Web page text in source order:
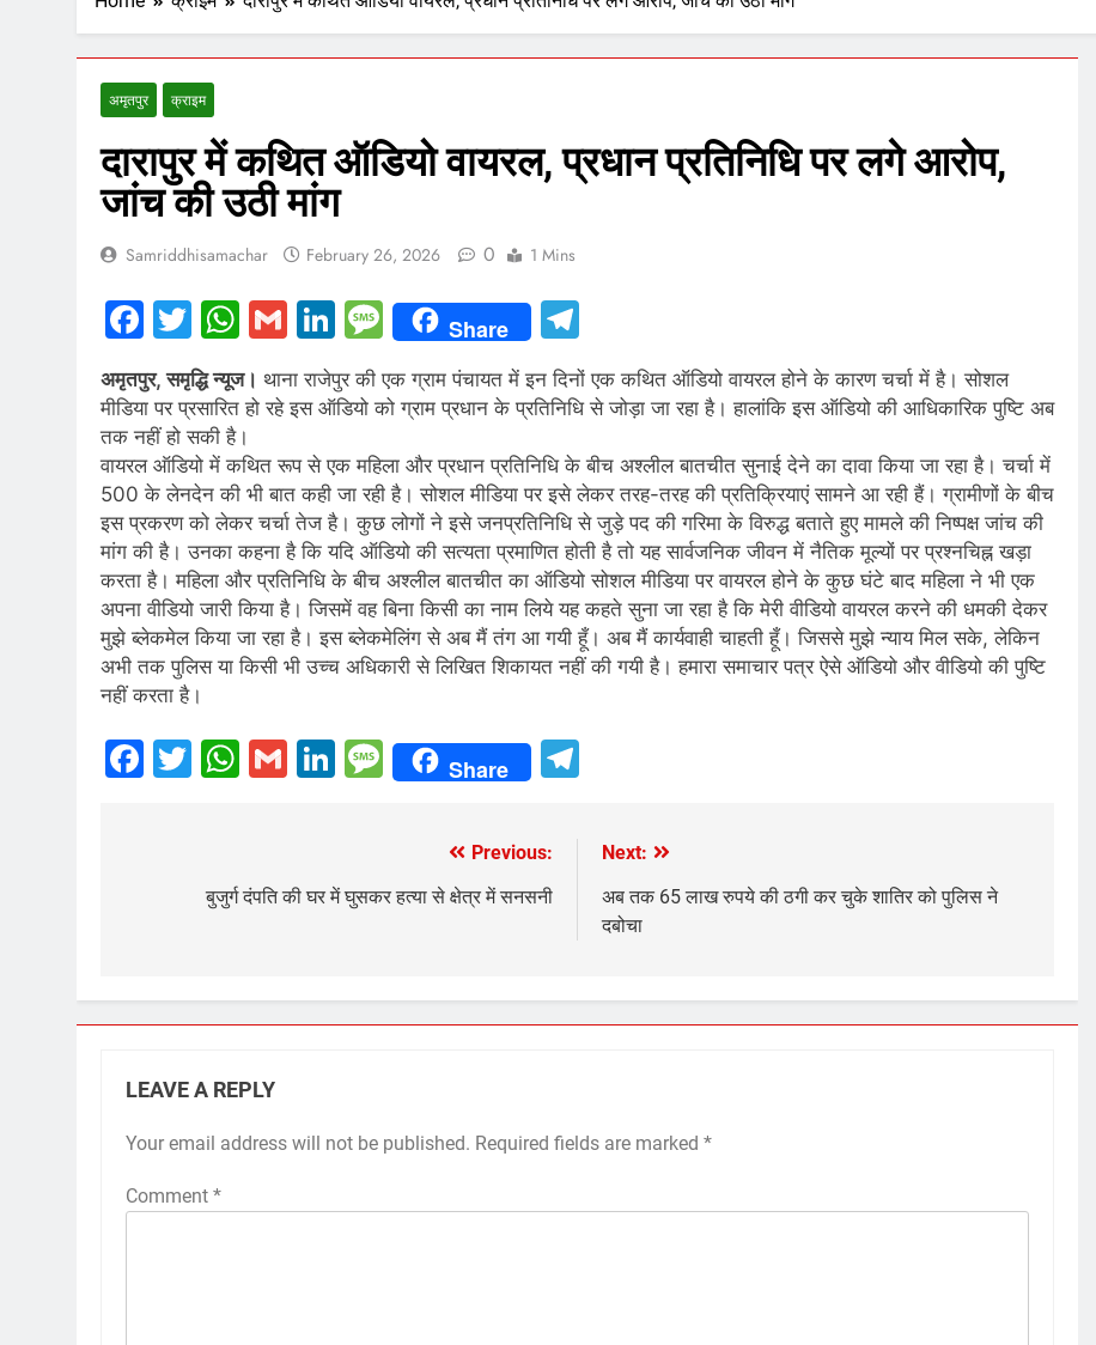
अमृतपुर क्राइम
दारापुर में कथित ऑडियो वायरल, प्रधान प्रतिनिधि पर लगे आरोप,
जांच की उठी मांग
Samriddhisamachar February 26, 2026 0 1 Mins
Facebook
Twitter
WhatsApp
GmailLinkedIn
Message
Share
अमृतपुर, समृद्धि न्यूज। थाना राजेपुर की एक ग्राम पंचायत में इन दिनों एक कथित ऑडियो वायरल होने के कारण चर्चा में है। सोशल
मीडिया पर प्रसारित हो रहे इस ऑडियो को ग्राम प्रधान के प्रतिनिधि से जोड़ा जा रहा है। हालांकि इस ऑडियो की आधिकारिक पुष्टि अब
तक नहीं हो सकी है।
वायरल ऑडियो में कथित रूप से एक महिला और प्रधान प्रतिनिधि के बीच अश्लील बातचीत सुनाई देने का दावा किया जा रहा है। चर्चा में
500 के लेनदेन की भी बात कही जा रही है। सोशल मीडिया पर इसे लेकर तरह-तरह की प्रतिक्रियाएं सामने आ रही हैं। ग्रामीणों के बीच
इस प्रकरण को लेकर चर्चा तेज है। कुछ लोगों ने इसे जनप्रतिनिधि से जुड़े पद की गरिमा के विरुद्ध बताते हुए मामले की निष्पक्ष जांच की
मांग की है। उनका कहना है कि यदि ऑडियो की सत्यता प्रमाणित होती है तो यह सार्वजनिक जीवन में नैतिक मूल्यों पर प्रश्नचिह्न खड़ा
करता है। महिला और प्रतिनिधि के बीच अश्लील बातचीत का ऑडियो सोशल मीडिया पर वायरल होने के कुछ घंटे बाद महिला ने भी एक
अपना वीडियो जारी किया है। जिसमें वह बिना किसी का नाम लिये यह कहते सुना जा रहा है कि मेरी वीडियो वायरल करने की धमकी देकर
मुझे ब्लेकमेल किया जा रहा है। इस ब्लेकमेलिंग से अब मैं तंग आ गयी हूँ। अब मैं कार्यवाही चाहती हूँ। जिससे मुझे न्याय मिल सके, लेकिन
अभी तक पुलिस या किसी भी उच्च अधिकारी से लिखित शिकायत नहीं की गयी है। हमारा समाचार पत्र ऐसे ऑडियो और वीडियो की पुष्टि
नहीं करता है।
Facebook
Twitter
WhatsApp
GmailLinkedIn
Message
Share
navigation
Previous:
बुजुर्ग दंपति की घर में घुसकर हत्या से क्षेत्र में सनसनी
Next:
अब तक 65 लाख रुपये की ठगी कर चुके शातिर को पुलिस ने
दबोचा
LEAVE A REPLY
Your email address will not be published. Required fields are marked *
Comment *